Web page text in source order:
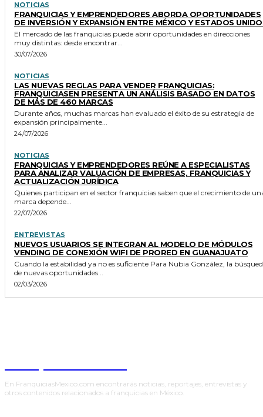
NOTICIAS
FRANQUICIAS Y EMPRENDEDORES ABORDA OPORTUNIDADES
DE INVERSIÓN Y EXPANSIÓN ENTRE MÉXICO Y ESTADOS
El mercado de las franquicias puede abrir oportunidades en direcciones
muy distintas: desde encontrar...
30/07/2026
NOTICIAS
LAS NUEVAS REGLAS PARA VENDER FRANQUICIAS:
FRANQUICIASEN PRESENTA UN ANÁLISIS BASADO EN DATOS
DE MÁS DE 460 MARCAS
Durante años, muchas marcas han evaluado el éxito de su estrategia de
expansión principalmente...
24/07/2026
NOTICIAS
FRANQUICIAS Y EMPRENDEDORES REÚNE A ESPECIALISTAS
PARA ANALIZAR VALUACIÓN DE EMPRESAS, FRANQUICIAS Y
ACTUALIZACIÓN JURÍDICA
Quienes participan en el sector franquicias saben que el crecimiento de
marca depende...
22/07/2026
ENTREVISTAS
NUEVOS USUARIOS SE INTEGRAN AL MODELO DE MÓDULOS
VENDING DE CONEXIÓN WIFI DE PRORED EN GUANAJUATO
Cuando la estabilidad ya no es suficiente Para Nubia González, la búsqueda
de nuevas oportunidades...
02/03/2026
En FranquiciasMexico.com encontrarás noticias, reportajes, entrevistas y
otros contenidos relacionados a franquicias en México.